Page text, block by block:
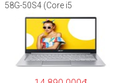
58G-50S4 (Core i5
1135G7/8GB
RAM/512GB/15.6″FHD/MX35
0 2GB/Win 10/Bạc)